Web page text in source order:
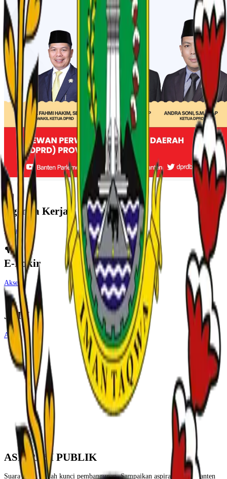
Agenda Kerja
Lihat
E-Pokir
Akses
JDIH
Arsip
ASPIRASI PUBLIK
Suara Anda adalah kunci pembangunan. Sampaikan aspirasi untuk Banten